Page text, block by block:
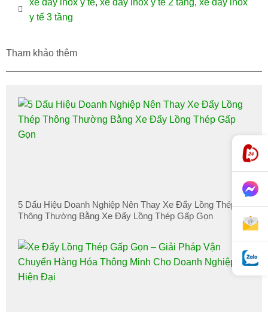
y tế 3 tầng
Tham khảo thêm
5 Dấu Hiệu Doanh Nghiệp Nên Thay Xe Đẩy Lồng Thép
Thông Thường Bằng Xe Đẩy Lồng Thép Gấp Gọn